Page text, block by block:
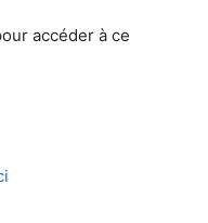
accéder à ce